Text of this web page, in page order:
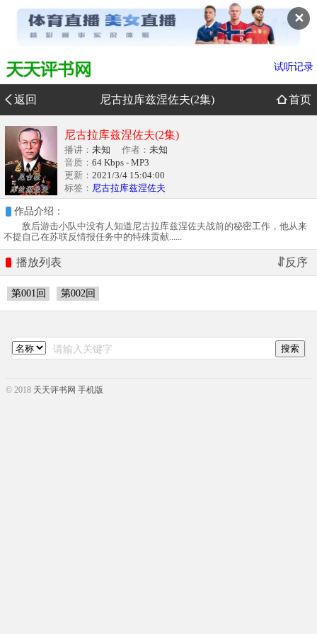
✕
试听记录
返回 尼古拉库兹涅佐夫(2集) 首页
尼古拉库兹涅佐夫(2集)
播讲： 未知 作者： 未知
音质： 64 Kbps - MP3
更新： 2021/3/4 15:04:00
标签： 尼古拉库兹涅佐夫
作品介绍：
敌后游击小队中没有人知道尼古拉库兹涅佐夫战前的秘密工作，他从来
不提自己在苏联反情报任务中的特殊贡献......
播放列表
第001回 第002回
© 2018 天天评书网 手机版